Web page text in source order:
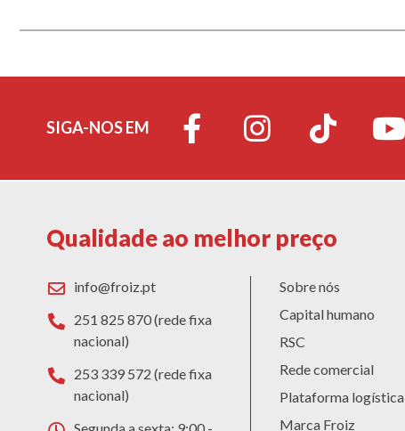
SIGA-NOS EM
Qualidade ao melhor preço
info@froiz.pt
251 825 870 (rede fixa
nacional)
253 339 572 (rede fixa
nacional)
Sobre nós
Capital humano
RSC
Rede comercial
Plataforma logística
Marca Froiz